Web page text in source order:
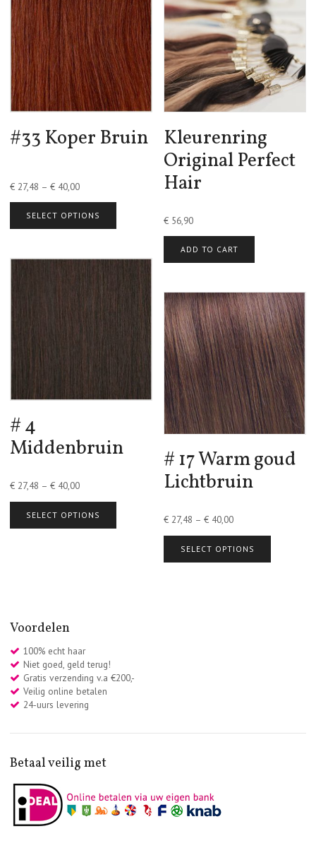
#33 Koper Bruin
€27,48 – €40,00
SELECT OPTIONS
Kleurenring
Original Perfect
Hair
€ 56,90
ADD TO CART
# 4
Middenbruin
€27,48 – €40,00
SELECT OPTIONS
# 17 Warm goud
Lichtbruin
€ 27,48 –€ 40,00
SELECT OPTIONS
Voordelen
100% echt haar
Niet goed, geld terug!
Gratis verzending v.a €200,-
Veilig online betalen
24-uurs levering
Betaal veilig met